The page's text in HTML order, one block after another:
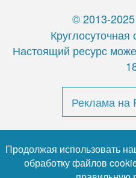
© 2013-2025
Настоящий ресурс
Реклама на
Продолжая использовать
обработку файлов